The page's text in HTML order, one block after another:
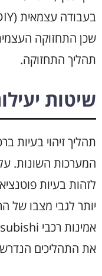
שכן התחזוקה
תהליך התחזוקה.
שיטות
תהליך זיהוי בעיות
המערכות השונות. על
לזהות בעיות
יותר לגבי מצבו של
את התהליכים